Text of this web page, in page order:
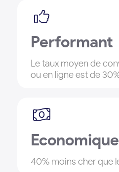
Performant
Le taux moyen de
ou en ligne est de
Economique
40% moins cher que